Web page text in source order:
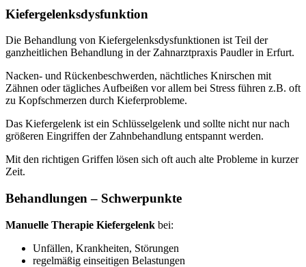
Kiefergelenksdysfunktion
Die Behandlung von Kiefergelenksdysfunktionen ist Teil der
ganzheitlichen Behandlung in der Zahnarztpraxis Paudler in Erfurt.
Nacken- und Rückenbeschwerden, nächtliches Knirschen mit
Zähnen oder tägliches Aufbeißen vor allem bei Stress führen z.B. oft
zu Kopfschmerzen durch Kieferprobleme.
Das Kiefergelenk ist ein Schlüsselgelenk und sollte nicht nur nach
größeren Eingriffen der Zahnbehandlung entspannt werden.
Mit den richtigen Griffen lösen sich oft auch alte Probleme in kurzer
Zeit.
Behandlungen – Schwerpunkte
Manuelle Therapie Kiefergelenk bei:
Unfällen, Krankheiten, Störungen
regelmäßig einseitigen Belastungen